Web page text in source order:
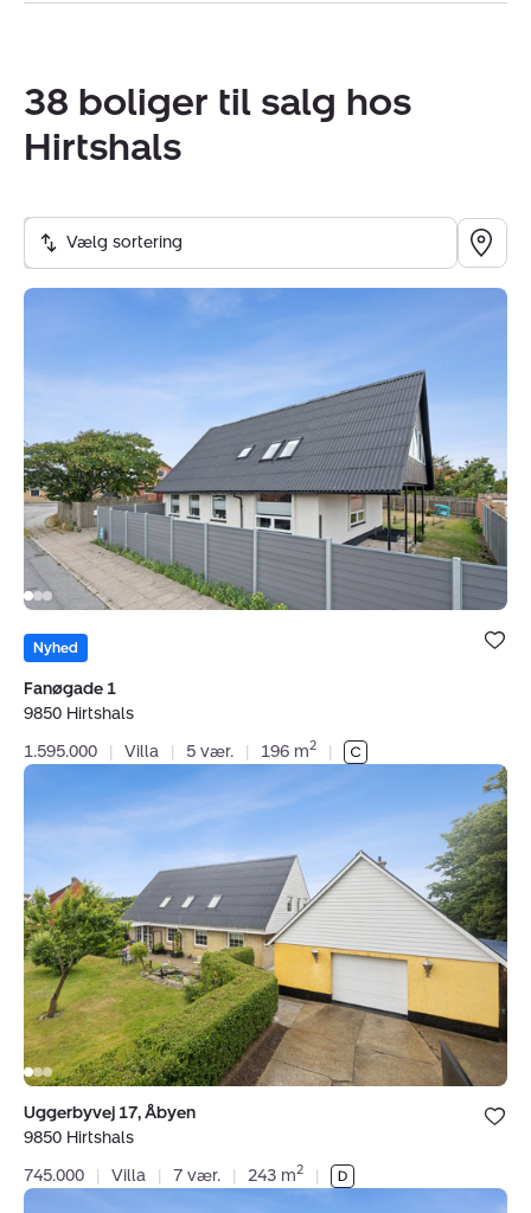
38 boliger til salg hos
Hirtshals
Vælg sortering
Bolig er
under dine
Nyhed
Fanøgade 1
9850 Hirtshals
1.595.000
| Villa | 5 vær. | 196 m2 |
Uggerbyvej
9850
Hirtshals
Bolig er
under dine
Uggerbyvej 17, Åbyen
9850 Hirtshals
745.000
| Villa | 7 vær. | 243 m2 |